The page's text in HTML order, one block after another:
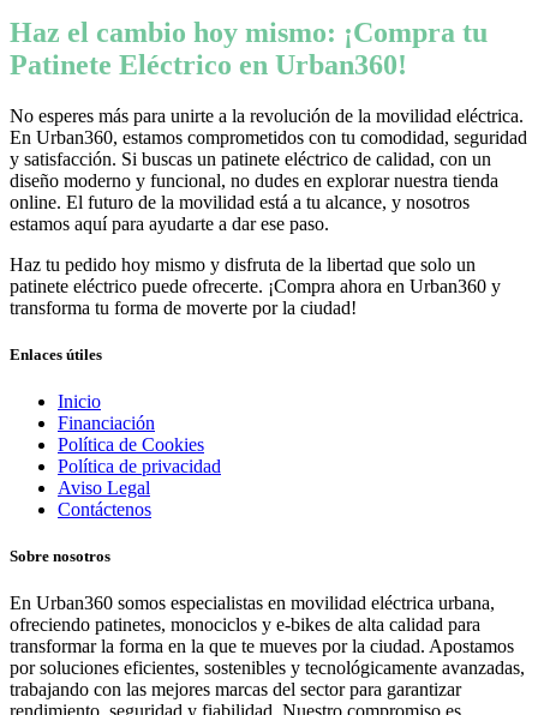
Haz el cambio hoy mismo: ¡Compra tu
Patinete Eléctrico en Urban360!
No esperes más para unirte a la revolución de la movilidad eléctrica.
En Urban360, estamos comprometidos con tu comodidad, seguridad
y satisfacción. Si buscas un patinete eléctrico de calidad, con un
diseño moderno y funcional, no dudes en explorar nuestra tienda
online. El futuro de la movilidad está a tu alcance, y nosotros
estamos aquí para ayudarte a dar ese paso.
Haz tu pedido hoy mismo y disfruta de la libertad que solo un
patinete eléctrico puede ofrecerte. ¡Compra ahora en Urban360 y
transforma tu forma de moverte por la ciudad!
Enlaces útiles
Inicio
Financiación
Política de Cookies
Política de privacidad
Aviso Legal
Contáctenos
Sobre nosotros
En Urban360 somos especialistas en movilidad eléctrica urbana,
ofreciendo patinetes, monociclos y e-bikes de alta calidad para
transformar la forma en la que te mueves por la ciudad. Apostamos
por soluciones eficientes, sostenibles y tecnológicamente avanzadas,
trabajando con las mejores marcas del sector para garantizar